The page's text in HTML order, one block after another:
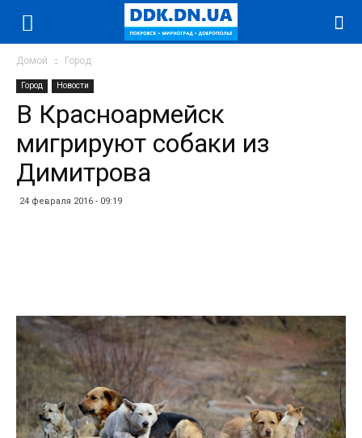
Домой Город
Город Новости
В Красноармейск
мигрируют собаки из
Димитрова
24 февраля 2016 - 09:19